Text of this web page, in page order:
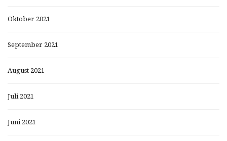
Oktober 2021
September 2021
August 2021
Juli 2021
Juni 2021